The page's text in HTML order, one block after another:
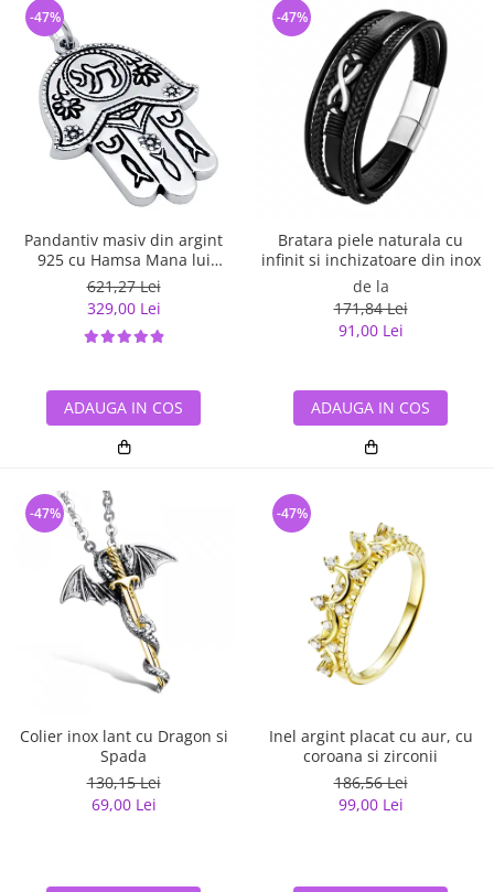
Pandantiv masiv din argint
925 cu Hamsa Mana lui
Fatima
621,27 Lei
329,00 Lei
-47%
ADAUGA IN COS
Bratara piele naturala cu
infinit si inchizatoare din inox
de la
171,84 Lei
91,00 Lei
-47%
ADAUGA IN COS
Colier inox lant cu Dragon si
Spada
130,15 Lei
69,00 Lei
-47%
Inel argint placat cu aur, cu
coroana si zirconii
186,56 Lei
99,00 Lei
-47%